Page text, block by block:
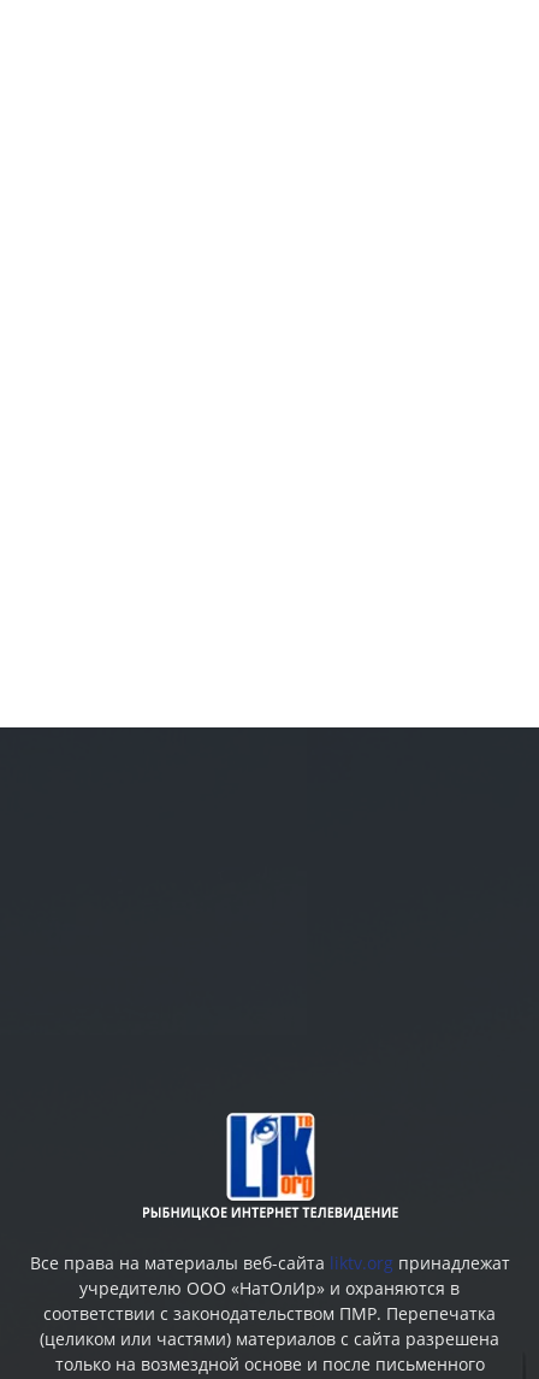
Все права на материалы веб-сайта liktv.org принадлежат
учредителю ООО «НатОлИр» и охраняются в
соответствии с законодательством ПМР. Перепечатка
(целиком или частями) материалов c сайта разрешена
только на возмездной основе и после письменного